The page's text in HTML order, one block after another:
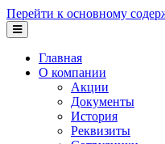
Перейти к основному
Главная
О компании
Акции
Документы
История
Реквизиты